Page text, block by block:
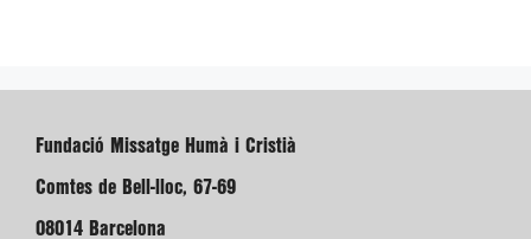
Fundació Missatge Humà i Cristià
Comtes de Bell-lloc, 67-69
08014 Barcelona